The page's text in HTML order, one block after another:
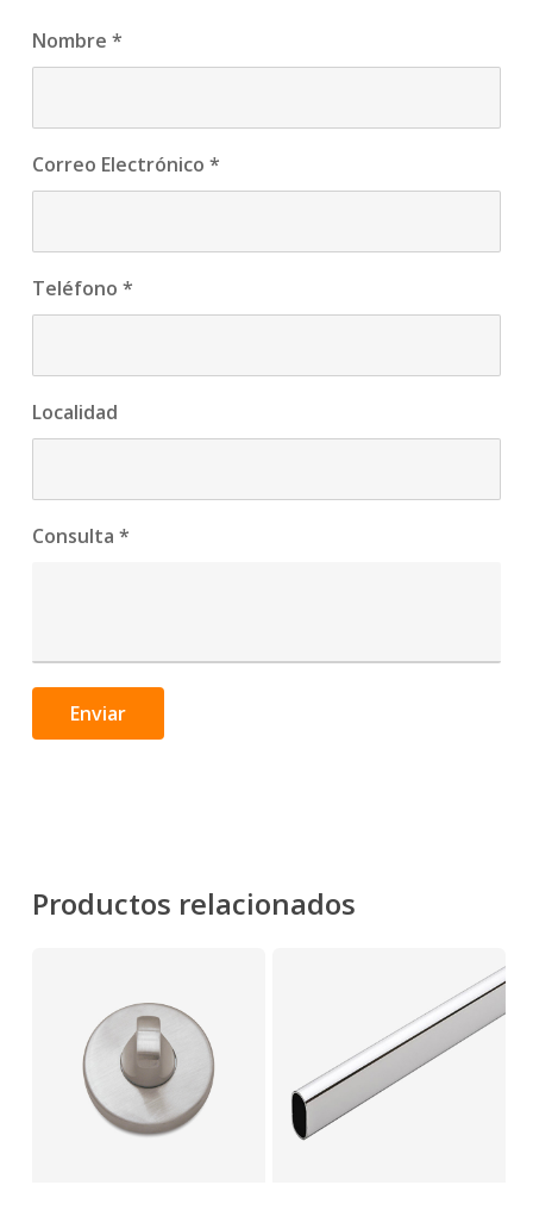
Nombre *
Correo Electrónico *
Teléfono *
Localidad
Consulta *
Enviar
Productos relacionados